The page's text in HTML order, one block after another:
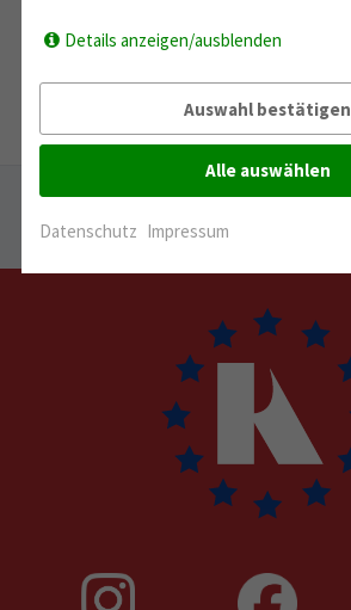
Sie sind hier:
Stadt Leipzig
Details anzeigen/ausblenden
Auswahl bestätigen
Alle auswählen
Datenschutz Impressum